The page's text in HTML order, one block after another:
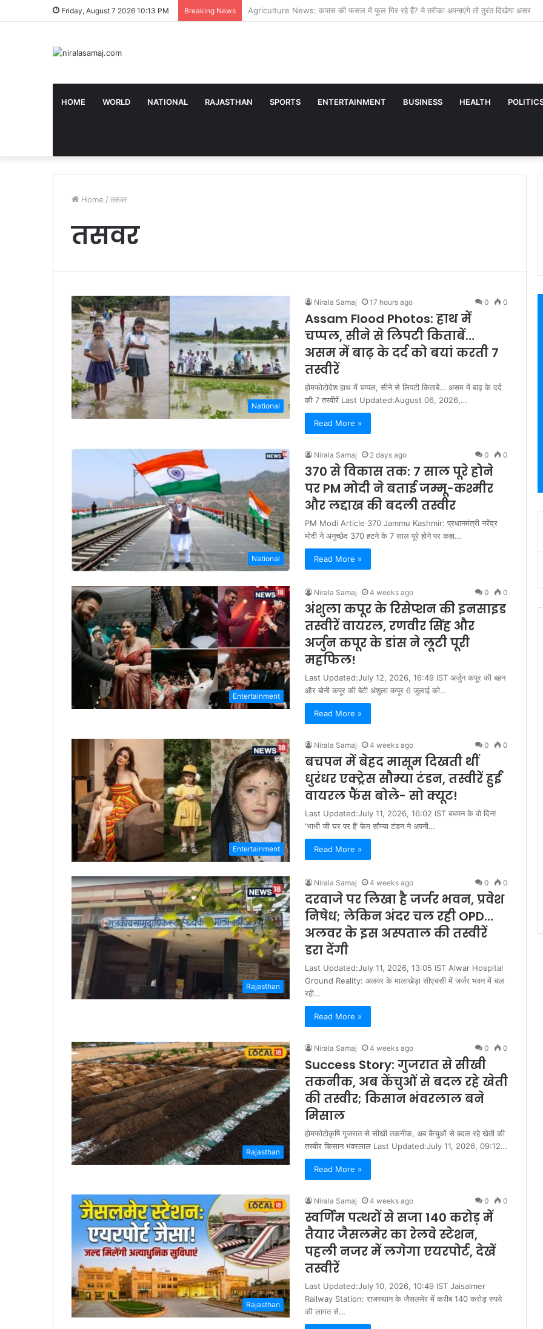
Friday, August 7 2026 10:13 PM Breaking News वजन घटाना है तो रोज खाएं इतने बादाम, डॉक्टर ने बताया सही मात्रा और खाने का तरीका
HOME WORLD NATIONAL RAJASTHAN SPORTS ENTERTAINMENT BUSINESS HEALTH
Home / तसवर
तसवर
National
Nirala Samaj 17 hours ago 0 0
Assam Flood Photos: हाथ में
चप्पल, सीने से लिपटी किताबें…
असम में बाढ़ के दर्द को बयां करती 7
तस्वीरें
होमफोटोदेश हाथ में चप्पल, सीने से लिपटी किताबें… असम में बाढ़ के दर्द
की 7 तस्वीरें Last Updated:August 06, 2026,…
Read More »
National
Nirala Samaj 2 days ago 0 0
370 से विकास तक: 7 साल पूरे होने
पर PM मोदी ने बताई जम्मू-कश्मीर
और लद्दाख की बदली तस्वीर
PM Modi Article 370 Jammu Kashmir: प्रधानमंत्री नरेंद्र
मोदी ने अनुच्छेद 370 हटने के 7 साल पूरे होने पर कहा…
Read More »
Entertainment
Nirala Samaj 4 weeks ago 0 0
अंशुला कपूर के रिसेप्शन की इनसाइड
तस्वीरें वायरल, रणवीर सिंह और
अर्जुन कपूर के डांस ने लूटी पूरी
महफिल!
Last Updated:July 12, 2026, 16:49 IST अर्जुन कपूर की बहन
और बोनी कपूर की बेटी अंशुला कपूर 6 जुलाई को…
Read More »
Entertainment
Nirala Samaj 4 weeks ago 0 0
बचपन में बेहद मासूम दिखती थीं
धुरंधर एक्ट्रेस सौम्या टंडन, तस्वीरें हुईं
वायरल फैंस बोले- सो क्यूट!
Last Updated:July 11, 2026, 16:02 IST बचपन के वो दिन!
‘भाभी जी घर पर हैं’ फेम सौम्या टंडन ने अपनी…
Read More »
Rajasthan
Nirala Samaj 4 weeks ago 0 0
दरवाजे पर लिखा है जर्जर भवन, प्रवेश
निषेध; लेकिन अंदर चल रही OPD…
अलवर के इस अस्पताल की तस्वीरें
डरा देंगी
Last Updated:July 11, 2026, 13:05 IST Alwar Hospital
Ground Reality: अलवर के मालाखेड़ा सीएचसी में जर्जर भवन में चल
रही…
Read More »
Rajasthan
Nirala Samaj 4 weeks ago 0 0
Success Story: गुजरात से सीखी
तकनीक, अब केंचुओं से बदल रहे खेती
की तस्वीर; किसान भंवरलाल बने
मिसाल
होमफोटोकृषि गुजरात से सीखी तकनीक, अब केंचुओं से बदल रहे खेती की
तस्वीर किसान भंवरलाल Last Updated:July 11, 2026, 09:12…
Read More »
Rajasthan
Nirala Samaj 4 weeks ago 0 0
स्वर्णिम पत्थरों से सजा 140 करोड़ में
तैयार जैसलमेर का रेलवे स्टेशन,
पहली नजर में लगेगा एयरपोर्ट, देखें
तस्वीरें
Last Updated:July 10, 2026, 10:49 IST Jaisalmer
Railway Station: राजस्थान के जैसलमेर में करीब 140 करोड़ रुपये
की लागत से…